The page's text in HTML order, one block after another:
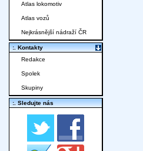
Atlas lokomotiv
Atlas vozů
Nejkrásnější nádraží ČR
:. Kontakty
Redakce
Spolek
Skupiny
:. Sledujte nás